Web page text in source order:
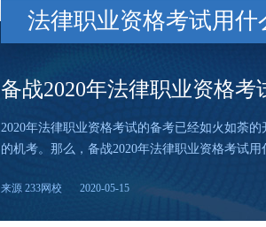
法律职业资格考试用什
备战2020年法律职业资格考
2020年法律职业资格考试的备考已经如火如荼
的机考。那么，备战2020年法律职业资格考试
来源 233网校 2020-05-15